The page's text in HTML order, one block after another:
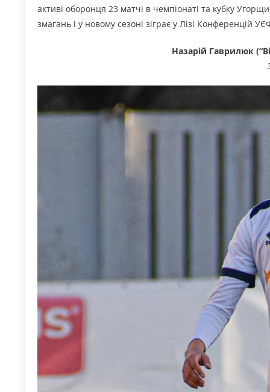
активі оборонця 23 матчі в чемпіонаті та кубку
змагань і у новому сезоні зіграє у Лізі Конференцій
Назарій Гаврилюк